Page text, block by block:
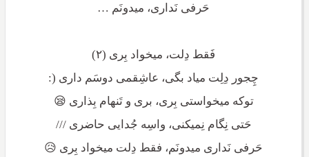
حَرفی نَداری، میدونَم …
فَقط دِلت، میخواد بِری (۲)
چِجور دِلِت میاد بگی، عاشِقمی دوسَم داری (:
توکه میخواستی بِری، بری و تَنهام بِذاری 😪
حَتی نِگام نِمیکنی، واسِه جُدایی حاضری ///
حَرفی نَداری میدونَم، فقط دِلت میخواد بِری 😥